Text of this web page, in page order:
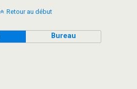
Retour au début
Bureau